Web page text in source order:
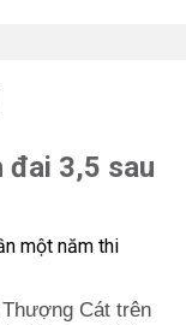
đai 3,5 sau
Cát trên